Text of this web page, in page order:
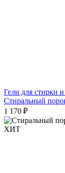
Гели для стирки
Стиральный
1 170 ₽
ХИТ